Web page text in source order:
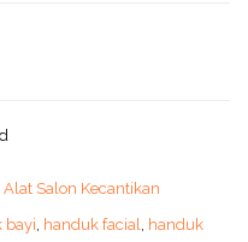
Alat Salon Kecantikan
bayi, handuk facial, handuk